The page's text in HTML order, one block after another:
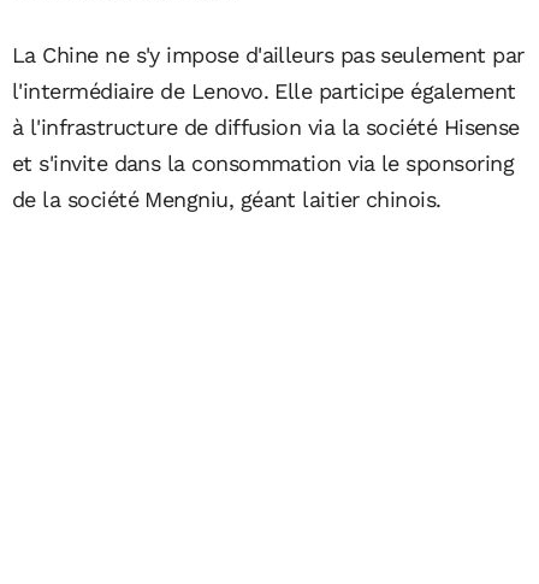
La Chine ne s'y impose d'ailleurs pas seulement par
l'intermédiaire de Lenovo. Elle participe également
à l'infrastructure de diffusion via la société Hisense
et s'invite dans la consommation via le sponsoring
de la société Mengniu, géant laitier chinois.